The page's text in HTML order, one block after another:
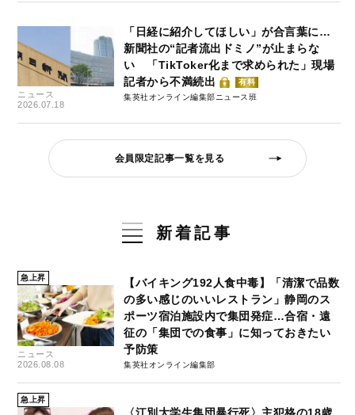
ニュース
2026.07.18
「日経に紹介してほしい」が合言葉に…
新聞社の“記者流出ドミノ”が止まらな
い 「TikToker化まで求められた」現場
記者から不満続出
有料
集英社オンライン編集部ニュース班
会員限定記事一覧を見る
新着記事
急上昇
ニュース
2026.08.08
【バイキング192人食中毒】「清潔で品数
の多い感じのいいレストラン」静岡のス
ポーツ宿泊施設内で集団発症…合宿・遠
征の「集団での食事」に知っておきたい
予防策
集英社オンライン編集部
急上昇